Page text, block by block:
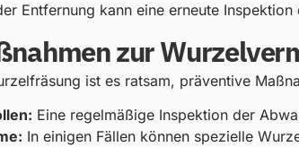
Entfernung kann eine erneute
zur
ist es ratsam, präventive
Eine regelmäßige Inspektion der
In einigen Fällen können spezielle